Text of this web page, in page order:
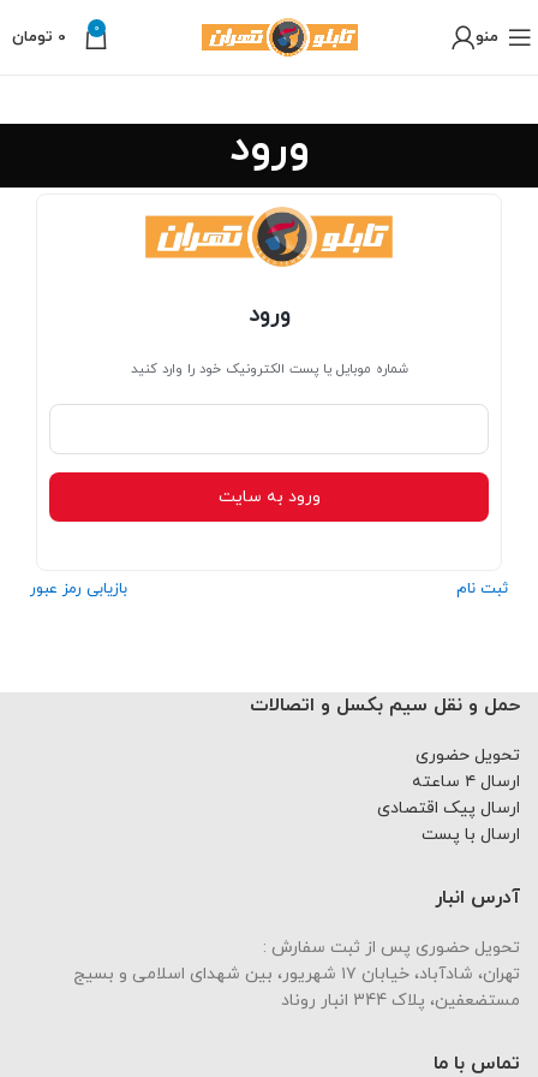
منو 0
0 تومان
ورود
ورود
شماره موبایل یا پست الکترونیک خود را وارد کنید
ورود به سایت
ثبت نام بازیابی رمز عبور
حمل و نقل سیم بکسل و اتصالات
تحویل حضوری
ارسال ۴ ساعته
ارسال پیک اقتصادی
ارسال با پست
آدرس انبار
تحویل حضوری پس از ثبت سفارش :
تهران، شادآباد، خیابان ١٧ شهریور، بین شهدای اسلامی و بسیج
مستضعفین، پلاک 344 انبار روناد
تماس با ما